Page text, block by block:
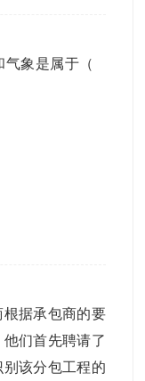
气象是属于（
据承包商的要
们首先聘请了
该分包工程的